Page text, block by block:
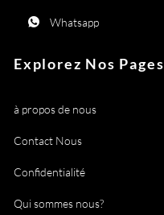
Whatsapp
Explorez Nos Pages
à propos de nous
Contact Nous
Confidentialité
Qui sommes nous?